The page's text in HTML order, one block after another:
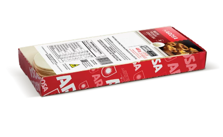
FOOD SERVICE EMPRESA AGENDA DE CURSOS